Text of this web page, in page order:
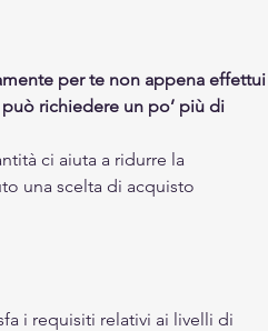
per te non appena effettui
richiedere un po’ più di
ci aiuta a ridurre la
una scelta di acquisto
i requisiti relativi ai livelli di